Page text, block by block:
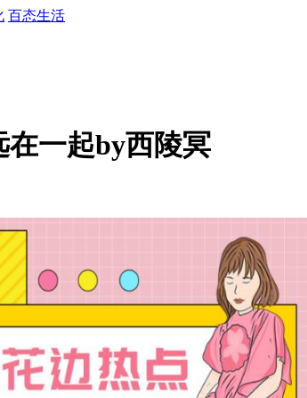
百态生活
在一起by西陵冥